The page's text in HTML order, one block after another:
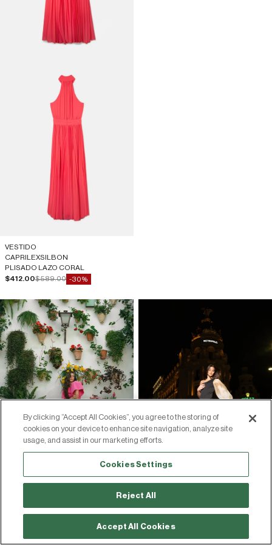
VESTIDO
CAPRILEXSILBON
PLISADO LAZO CORAL
Precio de oferta
$412.00Precio normal
$589.00 -30%
By clicking “Accept All Cookies”, you agree to the storing of
cookies on your device to enhance site navigation, analyze site
usage, and assist in our marketing efforts.
Cookies Settings
Reject All
Accept All Cookies